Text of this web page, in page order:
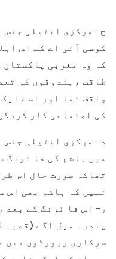
ج- مرکزی انٹیلی جنس
کوسی آئی اے کے اس
کہ وہ مغربی
طاقت ،بندوقوں کی
واقف تھا اور اسے
کی اجتماعی کار
د- مرکزی انٹیلی جنس
میں ہاشم کی فا ئرنگ
تھاکہ صورت حال اس
نہیں کہ ہاشم بھی اس
ر- اس فا ئرنگ کے بعد
پندرہ میل آگے (قصبہ
سرکاری رپورٹوں میں